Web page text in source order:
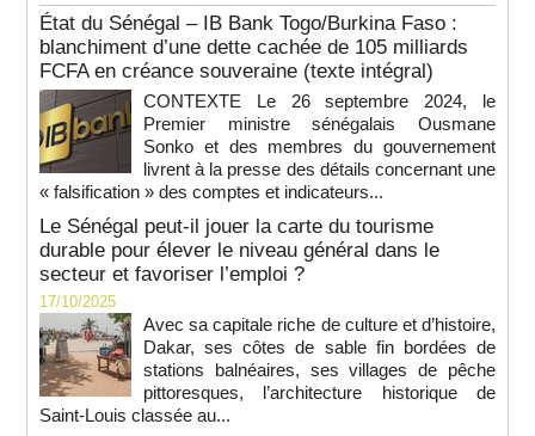
État du Sénégal – IB Bank Togo/Burkina Faso :
blanchiment d’une dette cachée de 105 milliards
FCFA en créance souveraine (texte intégral)
CONTEXTE Le 26 septembre 2024, le
Premier ministre sénégalais Ousmane
Sonko et des membres du gouvernement
livrent à la presse des détails concernant une
« falsification » des comptes et indicateurs...
Le Sénégal peut-il jouer la carte du tourisme
durable pour élever le niveau général dans le
secteur et favoriser l’emploi ?
17/10/2025
Avec sa capitale riche de culture et d’histoire,
Dakar, ses côtes de sable fin bordées de
stations balnéaires, ses villages de pêche
pittoresques, l’architecture historique de
Saint-Louis classée au...